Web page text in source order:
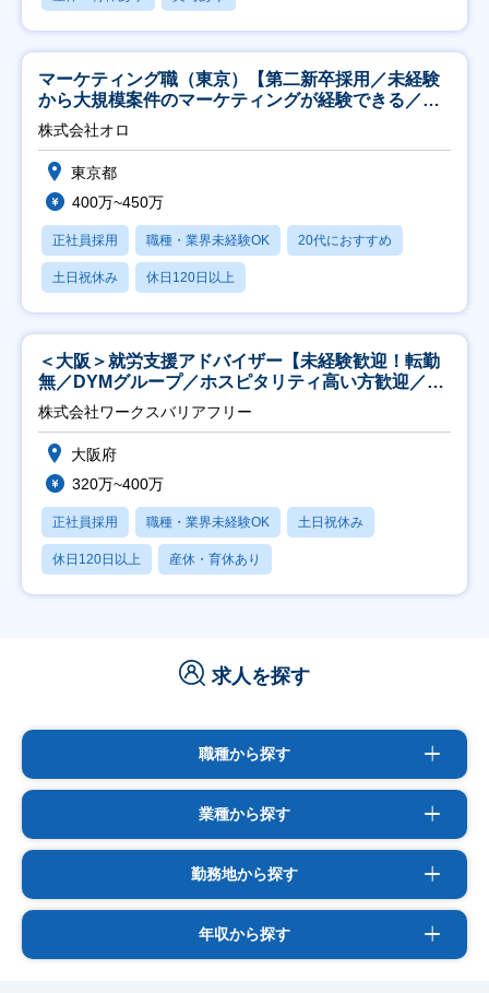
マーケティング職（東京）【第二新卒採用／未経験
から大規模案件のマーケティングが経験できる／研
修充実】
株式会社オロ
東京都
400万~450万
正社員採用 職種・業界未経験OK 20代におすすめ
土日祝休み 休日120日以上
＜大阪＞就労支援アドバイザー【未経験歓迎！転勤
無／DYMグループ／ホスピタリティ高い方歓迎／土
日祝】
株式会社ワークスバリアフリー
大阪府
320万~400万
正社員採用 職種・業界未経験OK 土日祝休み
休日120日以上 産休・育休あり
求人を探す
職種から探す
業種から探す
勤務地から探す
年収から探す